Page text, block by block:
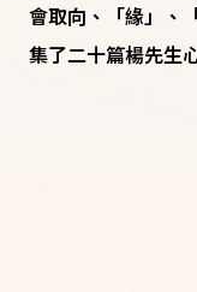
會取向、「緣」、
集了二十篇楊先生